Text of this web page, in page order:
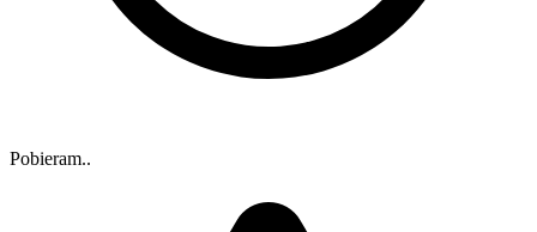
Pobieram..